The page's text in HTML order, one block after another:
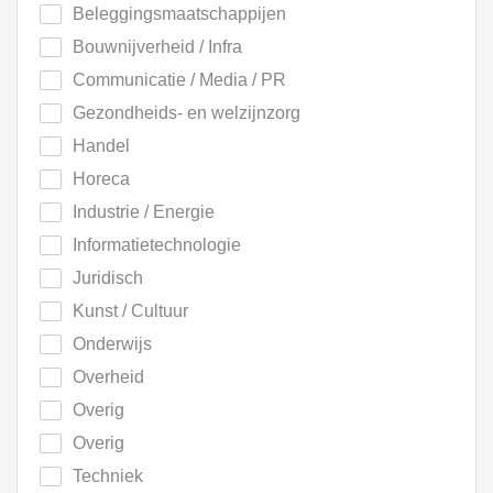
Beleggingsmaatschappijen
Bouwnijverheid / Infra
Communicatie / Media / PR
Gezondheids- en welzijnzorg
Handel
Horeca
Industrie / Energie
Informatietechnologie
Juridisch
Kunst / Cultuur
Onderwijs
Overheid
Overig
Overig
Techniek